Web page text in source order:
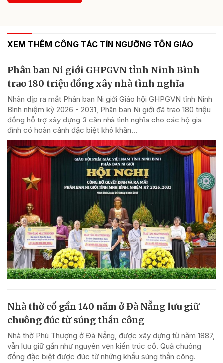
XEM THÊM CÔNG TÁC TÍN NGƯỠNG TÔN GIÁO
Phân ban Ni giới GHPGVN tỉnh Ninh Bình
trao 180 triệu đồng xây nhà tình nghĩa
Nhân dịp ra mắt Phân ban Ni giới Giáo hội GHPGVN tỉnh Ninh
Bình nhiệm kỳ 2026 - 2031, Phân ban Ni giới đã trao 180 triệu
đồng hỗ trợ xây dựng 3 căn nhà tình nghĩa cho các hộ gia
đình có hoàn cảnh đặc biệt khó khăn...
Nhà thờ cổ gần 140 năm ở Đà Nẵng lưu giữ
chuông đúc từ súng thần công
Nhà thờ Phú Thượng ở Đà Nẵng, được xây dựng từ năm 1887,
vẫn lưu giữ gần như nguyên vẹn kiến trúc cổ. Quả chuông
đồng đặc biệt được đúc từ những khẩu súng thần công.